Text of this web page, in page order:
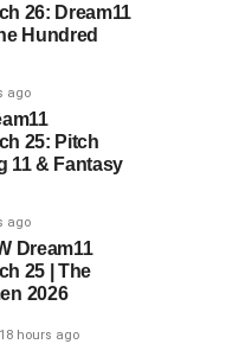
26: Dream11
Hundred
ago
25: Pitch
11 & Fantasy
ago
Dream11
25 | The
2026
18 hours ago